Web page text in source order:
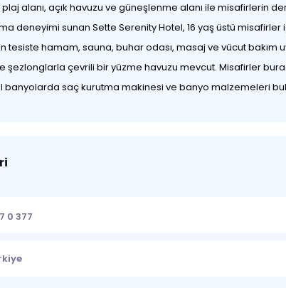
plaj alanı, açık havuzu ve güneşlenme alanı ile
deneyimi sunan Sette Serenity Hotel, 16 yaş üstü
tesiste hamam, sauna, buhar odası, masaj ve vücut
şezlonglarla çevrili bir yüzme havuzu mevcut. Misafirler
banyolarda saç kurutma makinesi ve banyo malzemeleri
0 377